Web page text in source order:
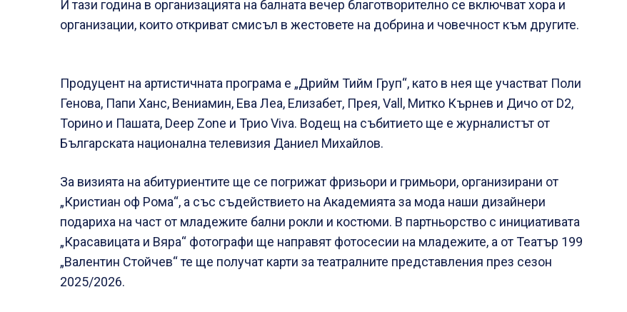
И тази година в организацията на балната вечер благотворително се включват хора и
организации, които откриват смисъл в жестовете на добрина и човечност към другите.
Продуцент на артистичната програма е „Дрийм Тийм Груп“, като в нея ще участват Поли
Генова, Папи Ханс, Вениамин, Ева Леа, Елизабет, Прея, Vall, Митко Кърнев и Дичо от D2,
Торино и Пашата, Deep Zone и Трио Viva. Водещ на събитието ще е журналистът от
Българската национална телевизия Даниел Михайлов.
За визията на абитуриентите ще се погрижат фризьори и гримьори, организирани от
„Кристиан оф Рома“, а със съдействието на Академията за мода наши дизайнери
подариха на част от младежите бални рокли и костюми. В партньорство с инициативата
„Красавицата и Вяра“ фотографи ще направят фотосесии на младежите, а от Театър 199
„Валентин Стойчев“ те ще получат карти за театралните представления през сезон
2025/2026.